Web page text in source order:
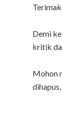
Demi
kritik
Mohon